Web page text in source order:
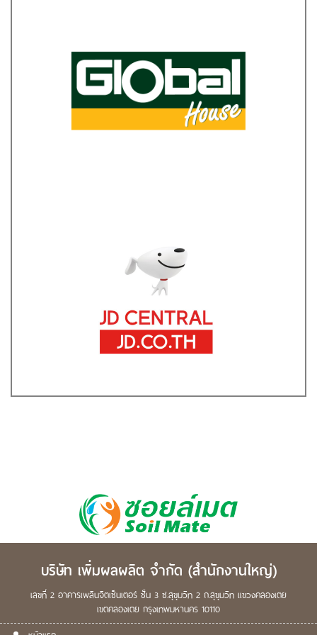
บริษัท เพิ่มผลผลิต จำกัด (สำนักงานใหญ่)
เลขที่ 2 อาคารเพลินจิตเซ็นเตอร์ ชั้น 3 ซ.สุขุมวิท 2 ถ.สุขุมวิท แขวงคลองเตย
เขตคลองเตย กรุงเทพมหานคร 10110